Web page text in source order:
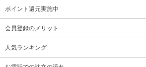
ポイント還元実施中
会員登録のメリット
人気ランキング